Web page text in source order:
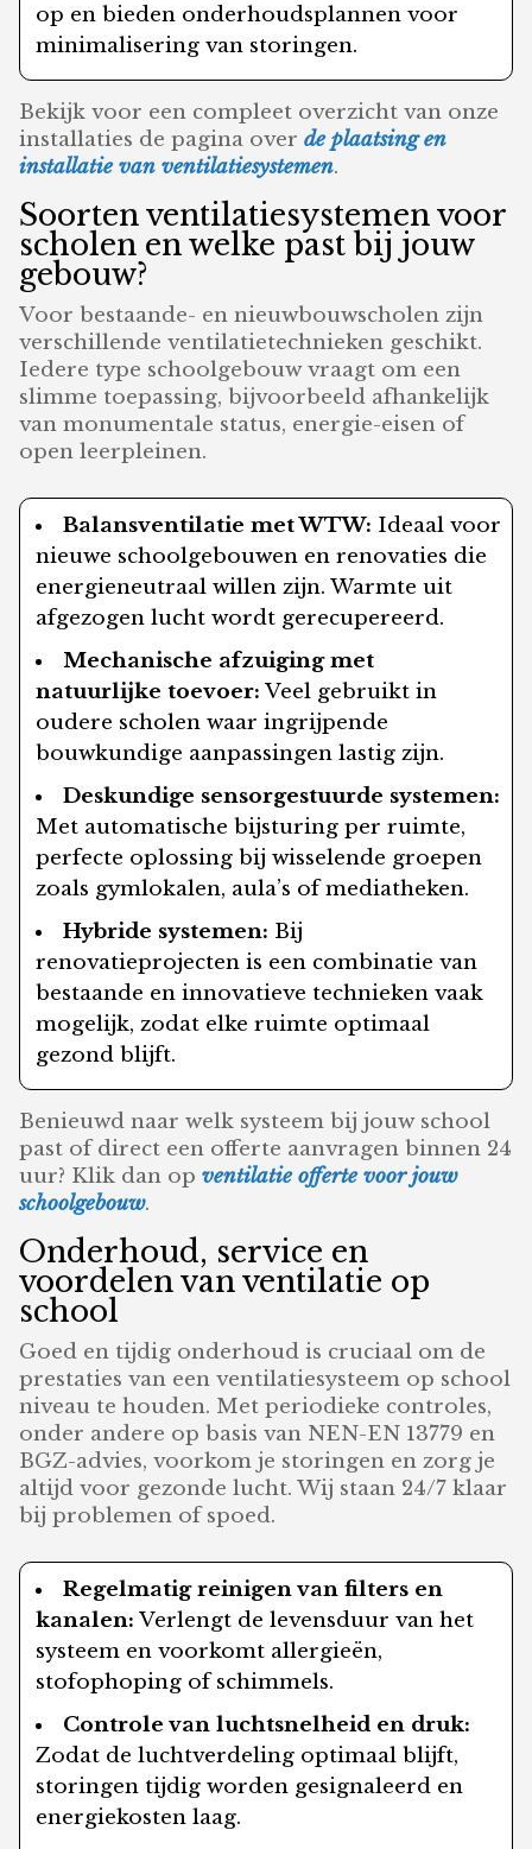
op en bieden onderhoudsplannen voor
minimalisering van storingen.
Bekijk voor een compleet overzicht van onze
installaties de pagina overde plaatsing en
installatie van ventilatiesystemen.
Soorten ventilatiesystemen voor
scholen en welke past bij jouw
gebouw?
Voor bestaande- en nieuwbouwscholen zijn
verschillende ventilatietechnieken geschikt.
Iedere type schoolgebouw vraagt om een
slimme toepassing, bijvoorbeeld afhankelijk
van monumentale status, energie-eisen of
open leerpleinen.
Balansventilatie met WTW: Ideaal voor
nieuwe schoolgebouwen en renovaties die
energieneutraal willen zijn. Warmte uit
afgezogen lucht wordt gerecupereerd.
Mechanische afzuiging met
natuurlijke toevoer: Veel gebruikt in
oudere scholen waar ingrijpende
bouwkundige aanpassingen lastig zijn.
Deskundige sensorgestuurde systemen:
Met automatische bijsturing per ruimte,
perfecte oplossing bij wisselende groepen
zoals gymlokalen, aula’s of mediatheken.
Hybride systemen: Bij
renovatieprojecten is een combinatie van
bestaande en innovatieve technieken vaak
mogelijk, zodat elke ruimte optimaal
gezond blijft.
Benieuwd naar welk systeem bij jouw school
past of direct een offerte aanvragen binnen 24
uur? Klik dan opventilatie offerte voor jouw
schoolgebouw.
Onderhoud, service en
voordelen van ventilatie op
school
Goed en tijdig onderhoud is cruciaal om de
prestaties van een ventilatiesysteem op school
niveau te houden. Met periodieke controles,
onder andere op basis van NEN-EN 13779 en
BGZ-advies, voorkom je storingen en zorg je
altijd voor gezonde lucht. Wij staan 24/7 klaar
bij problemen of spoed.
Regelmatig reinigen van filters en
kanalen: Verlengt de levensduur van het
systeem en voorkomt allergieën,
stofophoping of schimmels.
Controle van luchtsnelheid en druk:
Zodat de luchtverdeling optimaal blijft,
storingen tijdig worden gesignaleerd en
energiekosten laag.